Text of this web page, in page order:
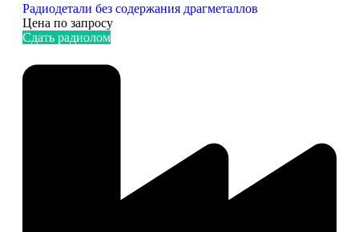
Радиодетали без содержания драгметаллов
Цена по запросу
Сдать радиолом